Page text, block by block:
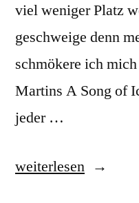
viel weniger Platz
geschweige denn
schmökere ich
Martins A Song of
jeder …
„Was
weiterlesen